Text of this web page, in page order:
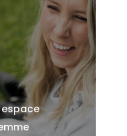
espace